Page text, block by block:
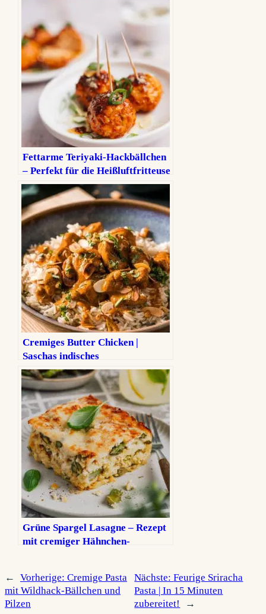
Fettarme Teriyaki-Hackbällchen
– Perfekt für die Heißluftfritteuse
Cremiges Butter Chicken |
Saschas indisches
Lieblingsgericht
Grüne Spargel Lasagne – Rezept
mit cremiger Hähnchen-
← Vorherige: Cremige Pasta
mit Wildhack-Bällchen und
Pilzen
Nächste:Feurige Sriracha
Pasta | In 15 Minuten
zubereitet!
→